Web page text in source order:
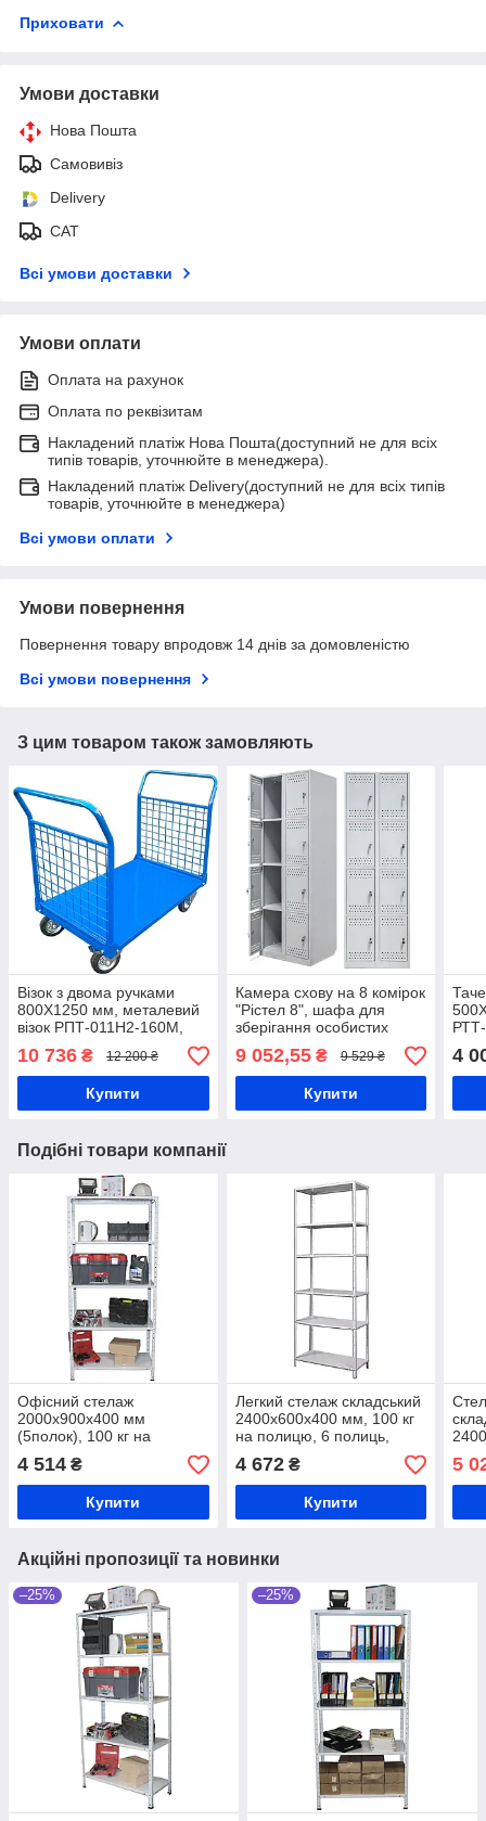
Приховати
Умови доставки
Нова Пошта
Самовивіз
Delivery
САТ
Всі умови доставки
Умови оплати
Оплата на рахунок
Оплата по реквізитам
Накладений платіж Нова Пошта(доступний не для всіх
типів товарів, уточнюйте в менеджера).
Накладений платіж Delivery(доступний не для всіх типів
товарів, уточнюйте в менеджера)
Всі умови оплати
Умови повернення
Повернення товару впродовж 14 днів за домовленістю
Всі умови повернення
З цим товаром також замовляють
Візок з двома ручками
800Х1250 мм, металевий
візок РПТ-011Н2-160М,
візок з двома сітчастими
бортами, візок для
перевезення
10 736 ₴ 12 200 ₴
Купити
Камера схову на 8 комірок
"Рістел 8", шафа для
зберігання особистих
речей
9 052,55₴ 9 529 ₴
Купити
4
Подібні товари компанії
Офісний стелаж
2000х900х400 мм
(5полок), 100 кг на
лабораторний,
бібліотечний,
господарський
4 514 ₴
Купити
Легкий стелаж складський
2400х600х400 мм, 100 кг
на полицю, 6 полиць,
з'єднаннях
4 672₴
Купити
5
Акційні пропозиції та новинки
–25% –25%